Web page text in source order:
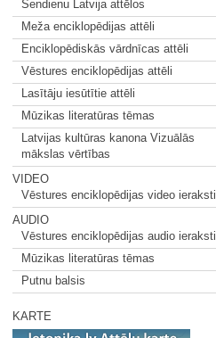
Sendienu Latvija attēlos
Meža enciklopēdijas attēli
Enciklopēdiskās vārdnīcas attēli
Vēstures enciklopēdijas attēli
Lasītāju iesūtītie attēli
Mūzikas literatūras tēmas
Latvijas kultūras kanona Vizuālās
mākslas vērtības
VIDEO
Vēstures enciklopēdijas video ieraksti
AUDIO
Vēstures enciklopēdijas audio ieraksti
Mūzikas literatūras tēmas
Putnu balsis
KARTE